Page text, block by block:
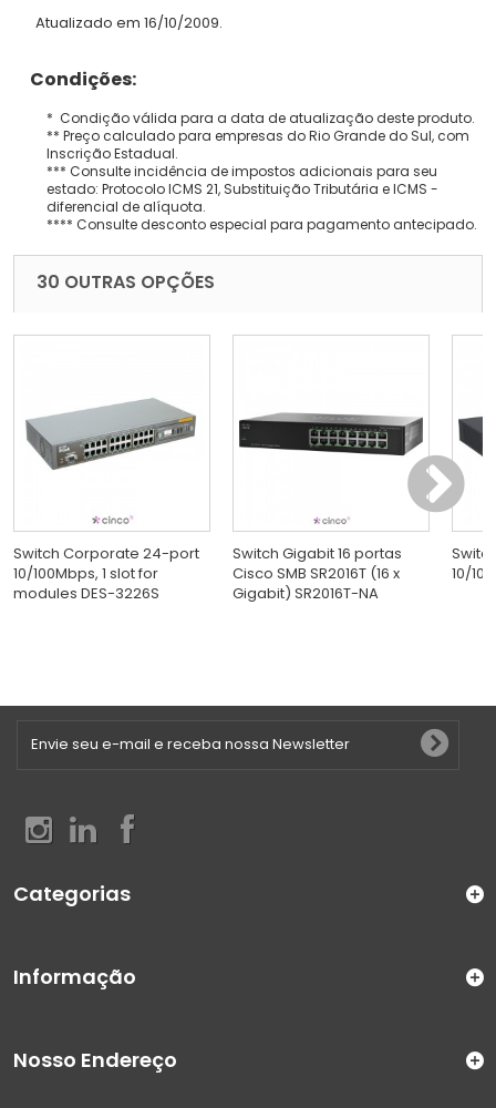
Atualizado em 16/10/2009.
Condições:
* Condição válida para a data de atualização deste produto.
** Preço calculado para empresas do Rio Grande do Sul, com
Inscrição Estadual.
*** Consulte incidência de impostos adicionais para seu
estado: Protocolo ICMS 21, Substituição Tributária e ICMS -
diferencial de alíquota.
**** Consulte desconto especial para pagamento antecipado.
30 OUTRAS OPÇÕES
Switch Corporate 24-port
10/100Mbps, 1 slot for
modules DES-3226S
Switch Gigabit 16 portas
Cisco SMB SR2016T (16 x
Gigabit) SR2016T-NA
10/
Categorias
Informação
Nosso Endereço